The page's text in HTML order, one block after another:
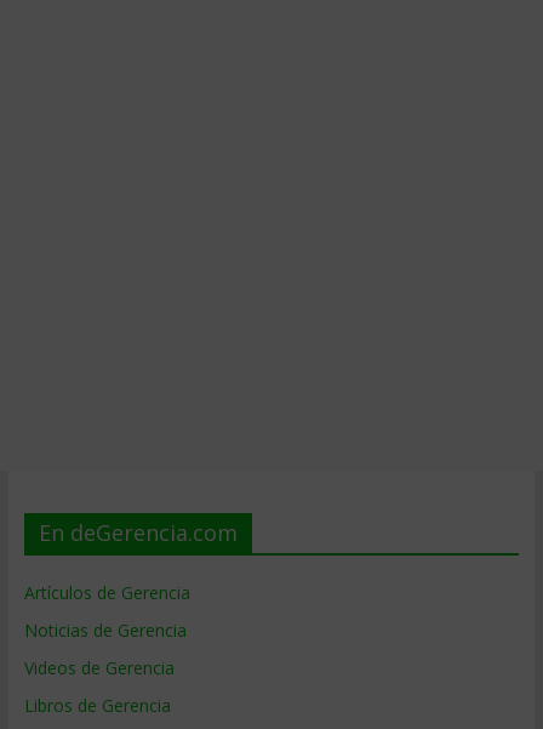
En deGerencia.com
Artículos de Gerencia
Noticias de Gerencia
Videos de Gerencia
Libros de Gerencia